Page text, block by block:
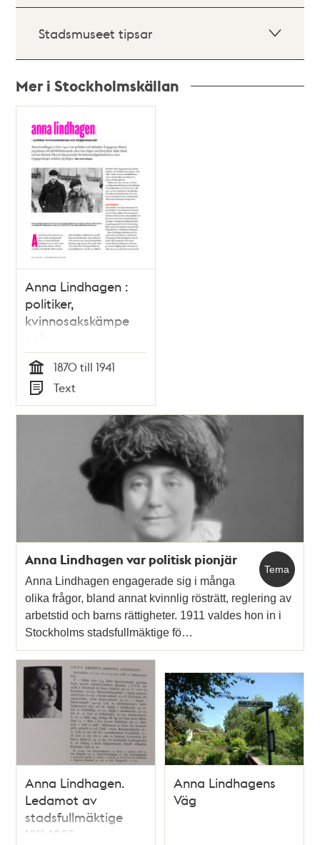
Stadsmuseet tipsar
Mer i Stockholmskällan
poster
och
teman
Anna Lindhagen :
politiker,
kvinnosakskämpe
och
trädgårdspionjär /
text: Katinka
Bergvall
Tid
1870 till 1941
Typ
Text
Tema
Anna Lindhagen var politisk pionjär
Anna Lindhagen engagerade sig i många
olika frågor, bland annat kvinnlig rösträtt, reglering av
arbetstid och barns rättigheter. 1911 valdes hon in i
Stockholms stadsfullmäktige fö…
Anna Lindhagen.
Ledamot av
stadsfullmäktige
1911-1923
Anna Lindhagens
Väg